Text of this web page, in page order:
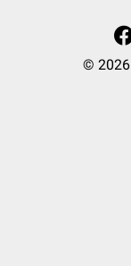
© 2026